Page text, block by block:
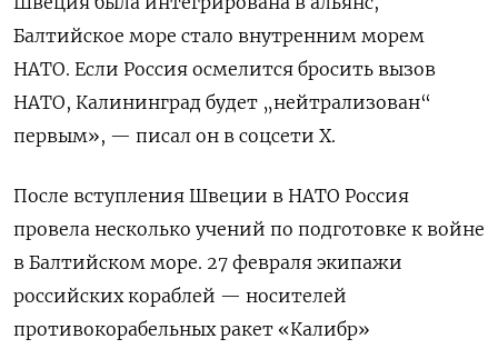
Балтийское море стало внутренним морем
НАТО. Если Россия осмелится бросить вызов
НАТО, Калининград будет „нейтрализован“
первым», — писал он в соцсети Х.
После вступления Швеции в НАТО Россия
провела несколько учений по подготовке к войне
в Балтийском море. 27 февраля экипажи
российских кораблей — носителей
противокорабельных ракет «Калибр»